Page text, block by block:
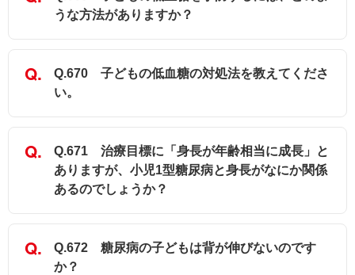
うな方法がありますか？
Q.670 子どもの低血糖の対処法を教えてくださ
い。
Q.671 治療目標に「身長が年齢相当に成長」と
ありますが、小児1型糖尿病と身長がなにか関係
あるのでしょうか？
Q.672 糖尿病の子どもは背が伸びないのです
か？